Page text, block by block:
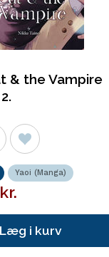
& the Vampire
Yaoi (Manga)
Læg i kurv